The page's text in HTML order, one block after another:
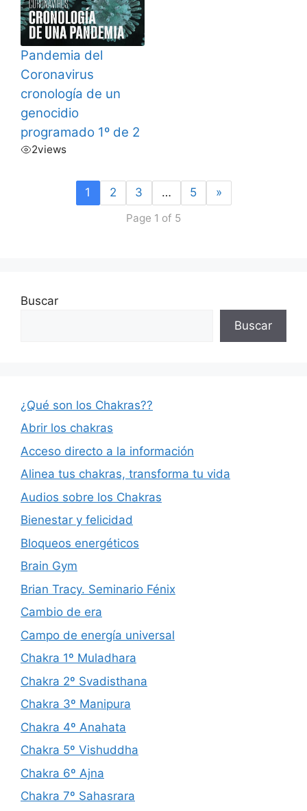
Pandemia del
Coronavirus
cronología de un
genocidio
programado 1º de 2
2views
1 2 3 … 5 »
Page 1 of 5
Buscar
Buscar
¿Qué son los Chakras??
Abrir los chakras
Acceso directo a la información
Alinea tus chakras, transforma tu vida
Audios sobre los Chakras
Bienestar y felicidad
Bloqueos energéticos
Brain Gym
Brian Tracy. Seminario Fénix
Cambio de era
Campo de energía universal
Chakra 1º Muladhara
Chakra 2º Svadisthana
Chakra 3º Manipura
Chakra 4º Anahata
Chakra 5º Vishuddha
Chakra 6º Ajna
Chakra 7º Sahasrara